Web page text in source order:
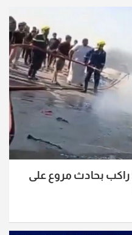
بالفديو.. نجاة 8 من أصل 50 راكب بحادث مروع على